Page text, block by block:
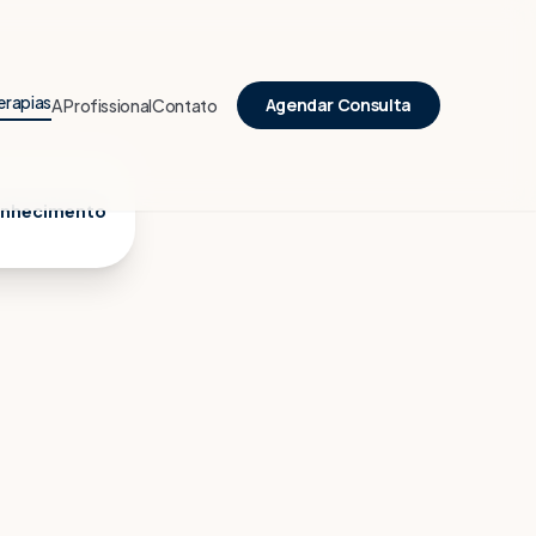
A ProfissionalContato Agendar Consulta